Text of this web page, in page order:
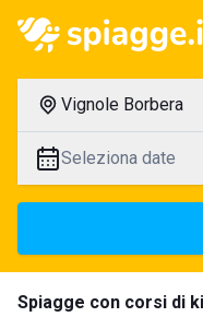
Vignole Borbera
Seleziona date
Spiagge con corsi di